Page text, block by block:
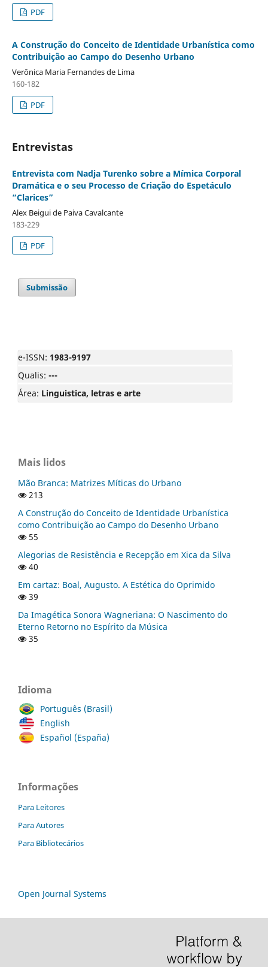
PDF
A Construção do Conceito de Identidade Urbanística como
Contribuição ao Campo do Desenho Urbano
Verônica Maria Fernandes de Lima
160-182
PDF
Entrevistas
Entrevista com Nadja Turenko sobre a Mímica Corporal
Dramática e o seu Processo de Criação do Espetáculo
“Clarices”
Alex Beigui de Paiva Cavalcante
183-229
PDF
Submissão
e-ISSN: 1983-9197
Qualis: ---
Área: Linguistica, letras e arte
Mais lidos
Mão Branca: Matrizes Míticas do Urbano
213
A Construção do Conceito de Identidade Urbanística
como Contribuição ao Campo do Desenho Urbano
55
Alegorias de Resistência e Recepção em Xica da Silva
40
Em cartaz: Boal, Augusto. A Estética do Oprimido
39
Da Imagética Sonora Wagneriana: O Nascimento do
Eterno Retorno no Espírito da Música
35
Idioma
Português (Brasil)
English
Español (España)
Informações
Para Leitores
Para Autores
Para Bibliotecários
Open Journal Systems